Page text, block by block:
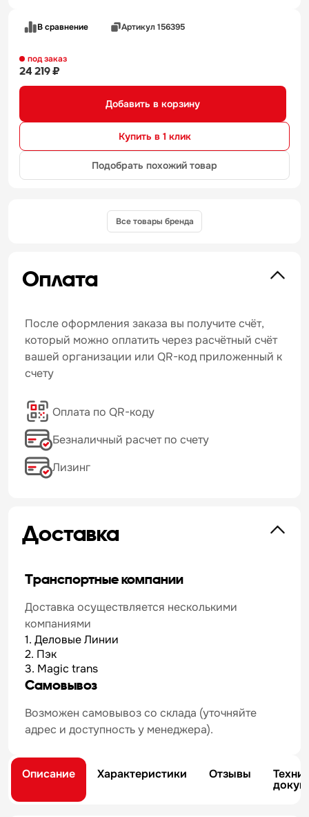
В сравнение Артикул 156395
под заказ
24 219 ₽
Добавить в корзину
Купить в 1 клик
Подобрать похожий товар
Все товары бренда
Оплата
После оформления заказа вы получите счёт,
который можно оплатить через расчётный счёт
вашей организации или QR-код приложенный к
счету
Оплата по QR-коду
Безналичный расчет по счету
Лизинг
Доставка
Транспортные компании
Доставка осуществляется несколькими
компаниями
1. Деловые Линии
2. Пэк
3. Magic trans
Самовывоз
Возможен самовывоз со склада (уточняйте
адрес и доступность у менеджера).
Описание Характеристики Отзывы